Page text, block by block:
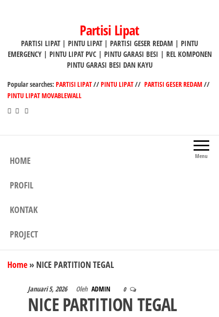
Partisi Lipat
PARTISI LIPAT | PINTU LIPAT | PARTISI GESER REDAM | PINTU
EMERGENCY | PINTU LIPAT PVC | PINTU GARASI BESI | REL KOMPONEN
PINTU GARASI BESI DAN KAYU
Popular searches: PARTISI LIPAT//PINTU LIPAT// PARTISI GESER REDAM//
PINTU LIPAT MOVABLEWALL
Menu
HOME
PROFIL
KONTAK
PROJECT
Home » NICE PARTITION TEGAL
Januari 5, 2026 Oleh ADMIN 0
NICE PARTITION TEGAL